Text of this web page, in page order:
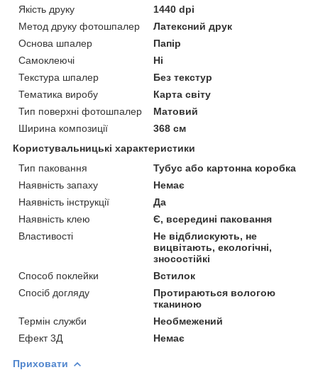
Якість друку
1440 dpi
Метод друку фотошпалер
Латексний друк
Основа шпалер
Папір
Самоклеючі
Ні
Текстура шпалер
Без текстур
Тематика виробу
Карта світу
Тип поверхні фотошпалер
Матовий
Ширина композиції
368 см
Користувальницькі характеристики
Тип паковання
Тубус або картонна коробка
Наявність запаху
Немає
Наявність інструкції
Да
Наявність клею
Є, всередині паковання
Властивості
Не відблискують, не
вицвітають, екологічні,
зносостійкі
Способ поклейки
Встилок
Спосіб догляду
Протираються вологою
тканиною
Термін служби
Необмежений
Ефект 3Д
Немає
Приховати